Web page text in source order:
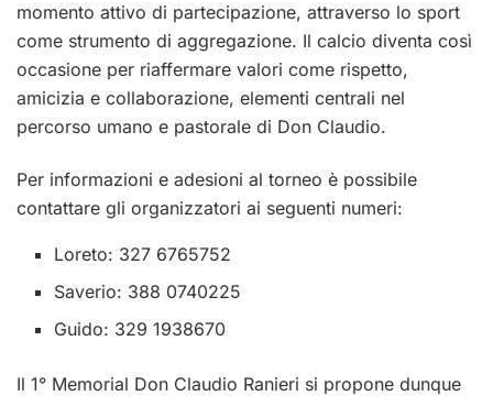
momento attivo di partecipazione, attraverso lo sport
come strumento di aggregazione. Il calcio diventa così
occasione per riaffermare valori come rispetto,
amicizia e collaborazione, elementi centrali nel
percorso umano e pastorale di Don Claudio.
Per informazioni e adesioni al torneo è possibile
contattare gli organizzatori ai seguenti numeri:
Loreto: 327 6765752
Saverio: 388 0740225
Guido: 329 1938670
Il 1° Memorial Don Claudio Ranieri si propone dunque